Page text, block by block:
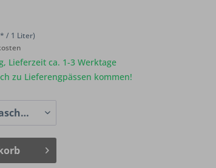
/ 1 Liter)
Lieferzeit ca. 1-3 Werktage
zu Lieferengpässen kommen!